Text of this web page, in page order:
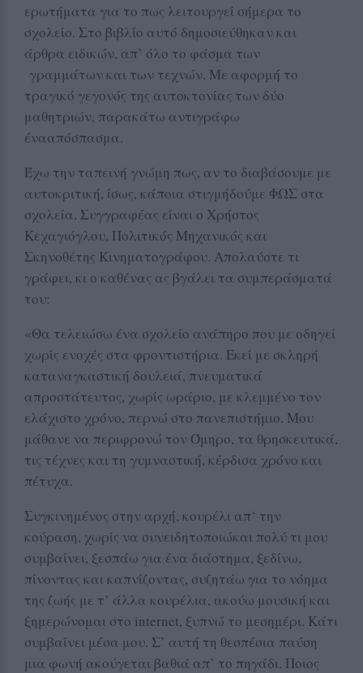
ερωτήματα για το πως λειτουργεί σήμερα το
σχολείο. Στο βιβλίο αυτό δημοσιεύθηκαν και
άρθρα ειδικών, απ’ όλο το φάσμα των
γραμμάτων και των τεχνών. Με αφορμή το
τραγικό γεγονός της αυτοκτονίας των δύο
μαθητριών, παρακάτω αντιγράφω
ένααπόσπασμα.
Έχω την ταπεινή γνώμη πως, αν το διαβάσουμε με
αυτοκριτική, ίσως, κάποια στιγμήδούμε ΦΩΣ στα
σχολεία. Συγγραφέας είναι ο Χρήστος
Κεχαγιόγλου, Πολιτικός Μηχανικός και
Σκηνοθέτης Κινηματογράφου. Απολαύστε τι
γράφει, κι ο καθένας ας βγάλει τα συμπεράσματά
του:
«Θα τελειώσω ένα σχολείο ανάπηρο που με οδηγεί
χωρίς ενοχές στα φροντιστήρια. Εκεί με σκληρή
καταναγκαστική δουλειά, πνευματικά
απροστάτευτος, χωρίς ωράριο, με κλεμμένο τον
ελάχιστο χρόνο, περνώ στο πανεπιστήμιο. Μου
μάθανε να περιφρονώ τον Όμηρο, τα θρησκευτικά,
τις τέχνες και τη γυμναστική, κέρδισα χρόνο και
πέτυχα.
Συγκινημένος στην αρχή, κουρέλι απ‘ την
κούραση, χωρίς να συνειδητοποιώκαι πολύ τι μου
συμβαίνει, ξεσπάω για ένα διάστημα, ξεδίνω,
πίνοντας και καπνίζοντας, συζητάω για το νόημα
της ζωής με τ’ άλλα κουρέλια, ακούω μουσική και
ξημερώνομαι στο internet, ξυπνώ το μεσημέρι. Κάτι
συμβαίνει μέσα μου. Σ’ αυτή τη θεσπέσια παύση
μια φωνή ακούγεται βαθιά απ’ το πηγάδι. Ποιος